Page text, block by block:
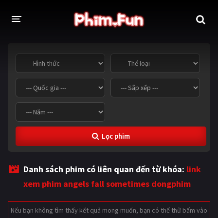
THỂ LOẠI
Thần thoại - Cổ trang Hành động
Tâm lý Chiến tranh
Võ thuật - Kiếm hiệp
Tội phạm - Hình sự
Viễn tưởng Khoa học - Tài liệu
Tình cảm - Lãng mạn Kỳ ảo
Lọc phim
Danh sách phim có liên quan đến từ khóa: link
xem phim angels fall sometimes dongphim
Nếu bạn không tìm thấy kết quả mong muốn, bạn có thể thử bấm vào